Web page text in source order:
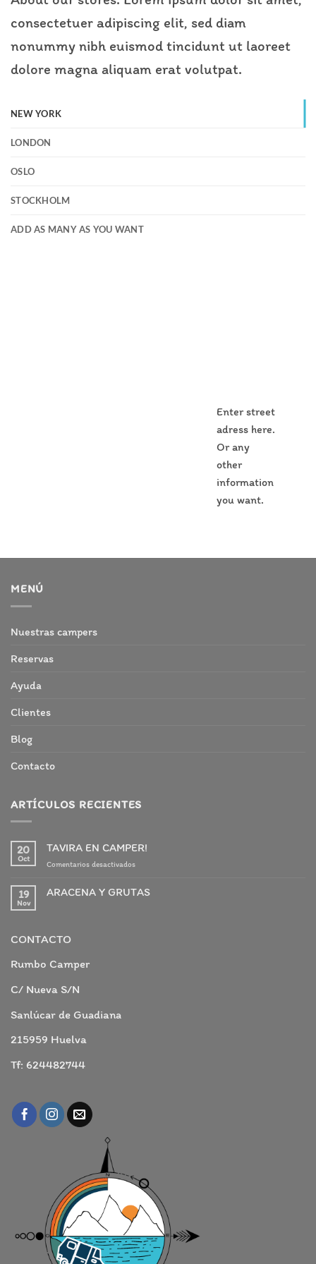
consectetuer adipiscing elit, sed diam
nonummy nibh euismod tincidunt ut laoreet
dolore magna aliquam erat volutpat.
NEW YORK
LONDON
OSLO
STOCKHOLM
ADD AS MANY AS YOU WANT
Enter street
adress here.
Or any
other
information
you want.
MENÚ
Nuestras campers
Reservas
Ayuda
Clientes
Blog
Contacto
ARTÍCULOS RECIENTES
20
Oct
TAVIRA EN CAMPER!
Comentarios desactivadosen
EN
19
Nov
ARACENA Y GRUTAS
ARACENA
GRUTAS
CONTACTO
Rumbo Camper
C/ Nueva S/N
Sanlúcar de Guadiana
215959 Huelva
Tf: 624482744